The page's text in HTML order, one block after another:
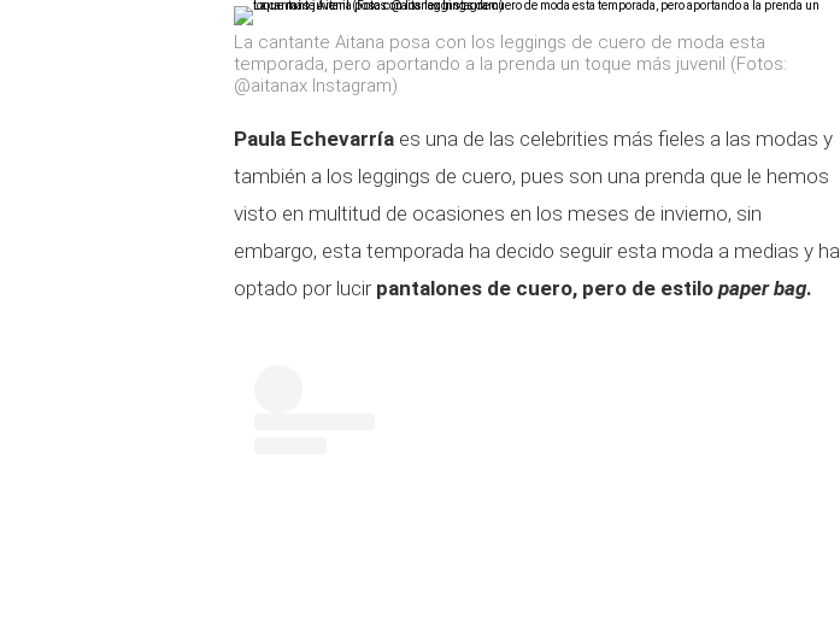
La cantante Aitana posa con los leggings de cuero de moda esta
temporada, pero aportando a la prenda un toque más juvenil (Fotos:
@aitanax Instagram)
Paula Echevarría es una de las celebrities más fieles a las modas y
también a los leggings de cuero, pues son una prenda que le hemos
visto en multitud de ocasiones en los meses de invierno, sin
embargo, esta temporada ha decido seguir esta moda a medias y ha
optado por lucir pantalones de cuero, pero de estilo paper bag.